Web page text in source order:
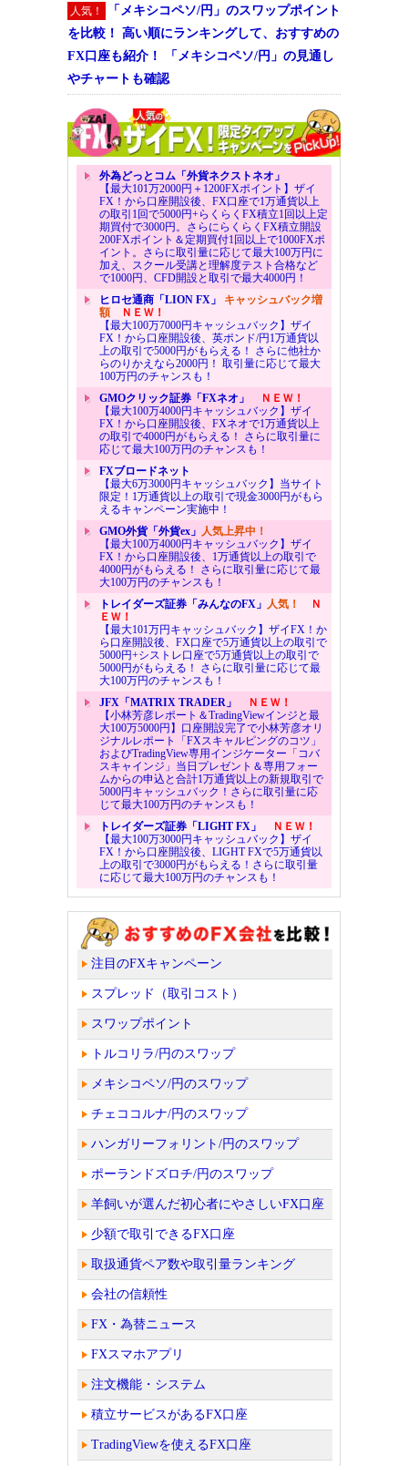
人気！
「メキシコペソ/円」のスワップポイント
を比較！ 高い順にランキングして、おすすめの
FX口座も紹介！ 「メキシコペソ/円」の見通し
やチャートも確認
外為どっとコム「外貨ネクストネオ」
【最大101万2000円＋1200FXポイント】ザイ
FX！から口座開設後、FX口座で1万通貨以上
の取引1回で5000円+らくらくFX積立1回以上定
期買付で3000円。さらにらくらくFX積立開設
200FXポイント＆定期買付1回以上で1000FXポ
イント。さらに取引量に応じて最大100万円に
加え、スクール受講と理解度テスト合格など
で1000円、CFD開設と取引で最大4000円！
ヒロセ通商「LION FX」 キャッシュバック増
額ＮＥＷ！
【最大100万7000円キャッシュバック】ザイ
FX！から口座開設後、英ポンド/円1万通貨以
上の取引で5000円がもらえる！ さらに他社か
らのりかえなら2000円！ 取引量に応じて最大
100万円のチャンスも！
GMOクリック証券「FXネオ」
ＮＥＷ！
【最大100万4000円キャッシュバック】ザイ
FX！から口座開設後、FXネオで1万通貨以上
の取引で4000円がもらえる！ さらに取引量に
応じて最大100万円のチャンスも！
FXブロードネット
【最大6万3000円キャッシュバック】当サイト
限定！1万通貨以上の取引で現金3000円がもら
えるキャンペーン実施中！
GMO外貨「外貨ex」 人気上昇中！
【最大100万4000円キャッシュバック】ザイ
FX！から口座開設後、1万通貨以上の取引で
4000円がもらえる！ さらに取引量に応じて最
大100万円のチャンスも！
トレイダーズ証券「みんなのFX」 人気！
Ｎ
ＥＷ！
【最大101万円キャッシュバック】ザイFX！か
ら口座開設後、FX口座で5万通貨以上の取引で
5000円+シストレ口座で5万通貨以上の取引で
5000円がもらえる！ さらに取引量に応じて最
大100万円のチャンスも！
JFX「MATRIX TRADER」
ＮＥＷ！
【小林芳彦レポート＆TradingViewインジと最
大100万5000円】口座開設完了で小林芳彦オリ
ジナルレポート「FXスキャルピングのコツ」
およびTradingView専用インジケーター「コバ
スキャインジ」当日プレゼント＆専用フォー
ムからの申込と合計1万通貨以上の新規取引で
5000円キャッシュバック！さらに取引量に応
じて最大100万円のチャンスも！
トレイダーズ証券「LIGHT FX」
ＮＥＷ！
【最大100万3000円キャッシュバック】ザイ
FX！から口座開設後、LIGHT FXで5万通貨以
上の取引で3000円がもらえる！さらに取引量
に応じて最大100万円のチャンスも！
注目のFXキャンペーン
スプレッド（取引コスト）
スワップポイント
トルコリラ/円のスワップ
メキシコペソ/円のスワップ
チェココルナ/円のスワップ
ハンガリーフォリント/円のスワップ
ポーランドズロチ/円のスワップ
羊飼いが選んだ初心者にやさしいFX口座
少額で取引できるFX口座
取扱通貨ペア数や取引量ランキング
会社の信頼性
FX・為替ニュース
FXスマホアプリ
注文機能・システム
積立サービスがあるFX口座
TradingViewを使えるFX口座